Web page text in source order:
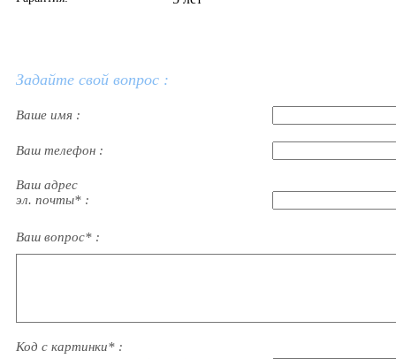
Задайте свой вопрос :
Ваше имя :
Ваш телефон :
Ваш адрес
эл. почты* :
Ваш вопрос* :
Код с картинки* :